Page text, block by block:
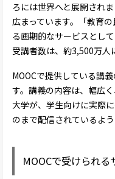
ろには世界へと展開され
広まっています。「教育
る画期的なサービスとし
受講者数は、約3,500万人
MOOCで提供している講
す。講義の内容は、幅広
大学が、学生向けに実際
のまで配信されているよう
MOOCで受けられる